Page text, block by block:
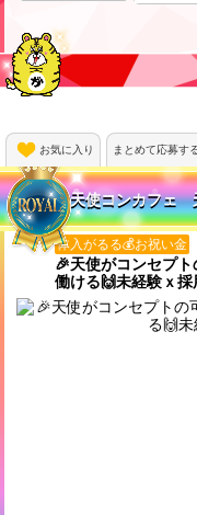
お気に入り まとめて応募す
天使コンカフェ
体入がるる💰お祝い金
🎉天使がコンセプ
働ける🙌未経験ｘ